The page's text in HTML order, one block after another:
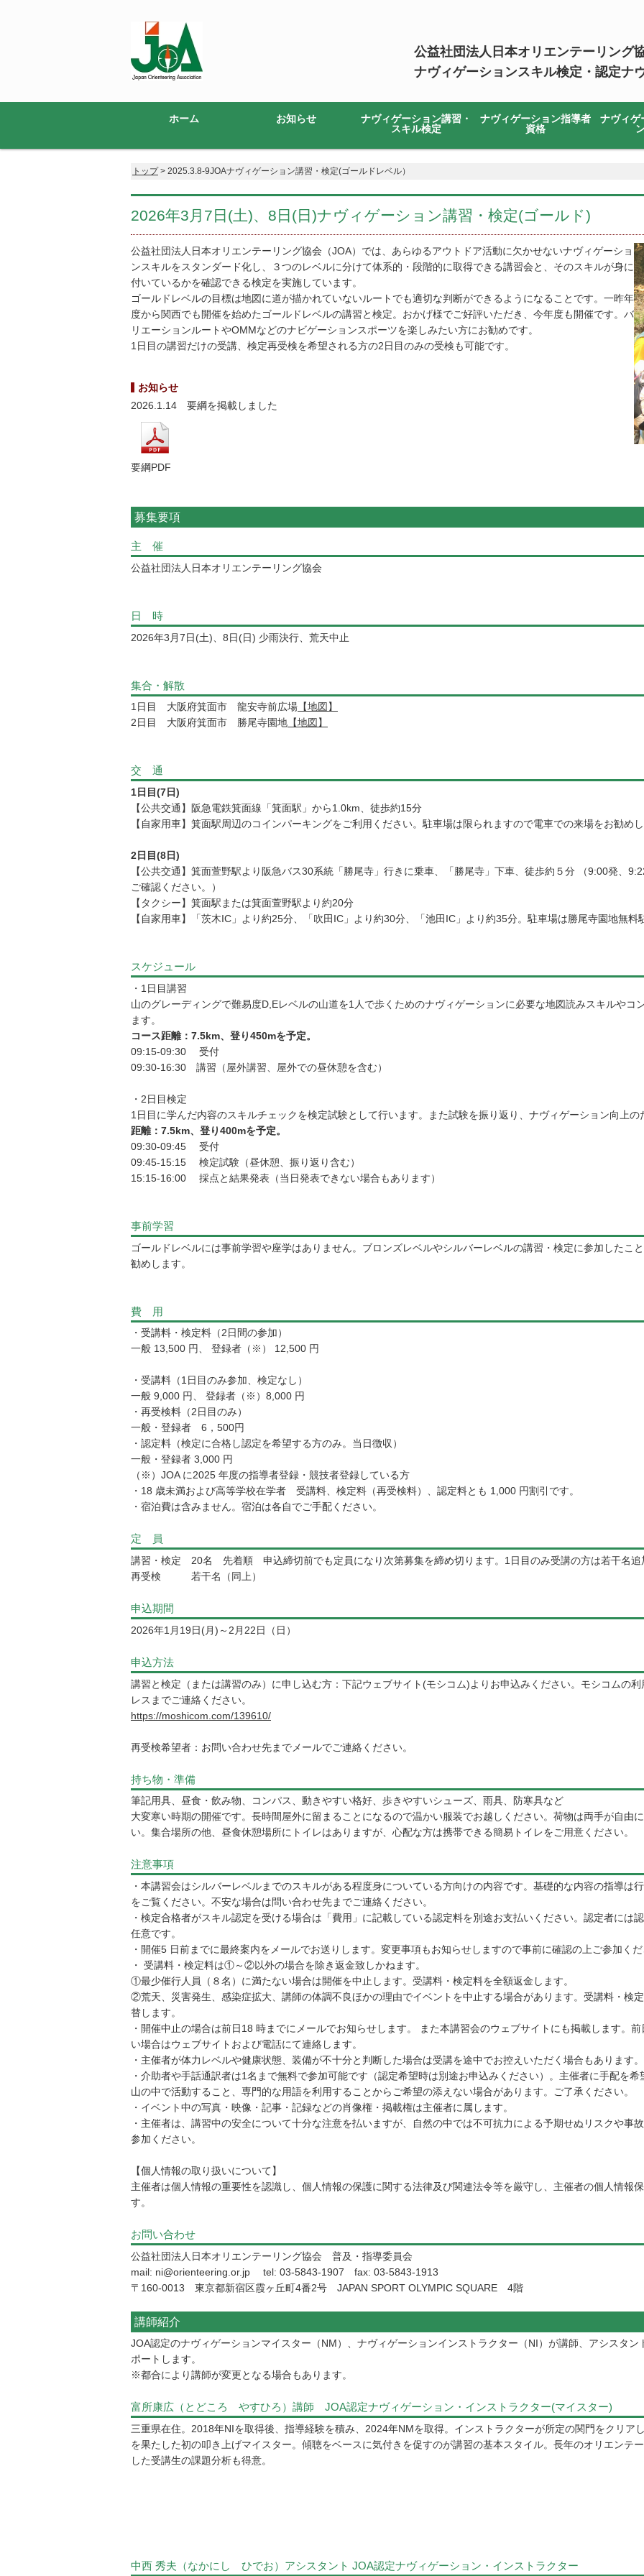
公益社団法人日本オリエンテーリング
ナヴィゲーションスキル検定・認定ナ
ホーム お知らせ
ナヴィゲーション講習・
スキル検定
ナヴィゲーション指導者
資格
ナヴィゲ
トップ> 2025.3.8-9JOAナヴィゲーション講習・検定(ゴールドレベル）
2026年3月7日(土)、8日(日)ナヴィゲーション講習・検定(ゴールド)
公益社団法人日本オリエンテーリング協会（JOA）では、あらゆるアウトドア活動に欠かせないナヴィゲーショ
ンスキルをスタンダード化し、３つのレベルに分けて体系的・段階的に取得できる講習会と、そのスキルが身に
付いているかを確認できる検定を実施しています。
ゴールドレベルの目標は地図に道が描かれていないルートでも適切な判断ができるようになることです。一昨年
度から関西でも開催を始めたゴールドレベルの講習と検定。おかげ様でご好評いただき、今年度も開催です。バ
リエーションルートやOMMなどのナビゲーションスポーツを楽しみたい方にお勧めです。
1日目の講習だけの受講、検定再受検を希望される方の2日目のみの受検も可能です。
お知らせ
2026.1.14 要綱を掲載しました
要綱PDF
募集要項
主 催
公益社団法人日本オリエンテーリング協会
日 時
2026年3月7日(土)、8日(日) 少雨決行、荒天中止
集合・解散
1日目 大阪府箕面市 龍安寺前広場 【地図】
2日目 大阪府箕面市 勝尾寺園地 【地図】
交 通
1日目(7日)
【公共交通】阪急電鉄箕面線「箕面駅」から1.0km、徒歩約15分
【自家用車】箕面駅周辺のコインパーキングをご利用ください。駐車場は限られますので電車での来場をお勧めし
2日目(8日)
【公共交通】箕面萱野駅より阪急バス30系統「勝尾寺」行きに乗車、「勝尾寺」下車、徒歩約５分 （9:00発、
ご確認ください。）
【タクシー】箕面駅または箕面萱野駅より約20分
【自家用車】「茨木IC」より約25分、「吹田IC」より約30分、「池田IC」より約35分。駐車場は勝尾寺園地無料
スケジュール
・1日目講習
山のグレーディングで難易度D,Eレベルの山道を1人で歩くためのナヴィゲーションに必要な地図読みスキルやコ
ます。
コース距離：7.5km、登り450mを予定。
09:15-09:30 受付
09:30-16:30 講習（屋外講習、屋外での昼休憩を含む）
・2日目検定
1日目に学んだ内容のスキルチェックを検定試験として行います。また試験を振り返り、ナヴィゲーション向上の
距離：7.5km、登り400mを予定。
09:30-09:45 受付
09:45-15:15 検定試験（昼休憩、振り返り含む）
15:15-16:00 採点と結果発表（当日発表できない場合もあります）
事前学習
ゴールドレベルには事前学習や座学はありません。ブロンズレベルやシルバーレベルの講習・検定に参加したこ
勧めします。
費 用
・受講料・検定料（2日間の参加）
一般 13,500 円、 登録者（※） 12,500 円
・受講料（1日目のみ参加、検定なし）
一般 9,000 円、 登録者（※）8,000 円
・再受検料（2日目のみ）
一般・登録者 6，500円
・認定料（検定に合格し認定を希望する方のみ。当日徴収）
一般・登録者 3,000 円
（※）JOA に2025 年度の指導者登録・競技者登録している方
・18 歳未満および高等学校在学者 受講料、検定料（再受検料）、認定料とも 1,000 円割引です。
・宿泊費は含みません。宿泊は各自でご手配ください。
定 員
講習・検定 20名 先着順 申込締切前でも定員になり次第募集を締め切ります。1日目のみ受講の方は若干名追
再受検 若干名（同上）
申込期間
2026年1月19日(月)～2月22日（日）
申込方法
講習と検定（または講習のみ）に申し込む方：下記ウェブサイト(モシコム)よりお申込みください。モシコムの
レスまでご連絡ください。
https://moshicom.com/139610/
再受検希望者：お問い合わせ先までメールでご連絡ください。
持ち物・準備
筆記用具、昼食・飲み物、コンパス、動きやすい格好、歩きやすいシューズ、雨具、防寒具など
大変寒い時期の開催です。長時間屋外に留まることになるので温かい服装でお越しください。荷物は両手が自由
い。集合場所の他、昼食休憩場所にトイレはありますが、心配な方は携帯できる簡易トイレをご用意ください。
注意事項
・本講習会はシルバーレベルまでのスキルがある程度身についている方向けの内容です。基礎的な内容の指導は
をご覧ください。不安な場合は問い合わせ先までご連絡ください。
・検定合格者がスキル認定を受ける場合は「費用」に記載している認定料を別途お支払いください。認定者には
任意です。
・開催5 日前までに最終案内をメールでお送りします。変更事項もお知らせしますので事前に確認の上ご参加くだ
・ 受講料・検定料は①～②以外の場合を除き返金致しかねます。
①最少催行人員（８名）に満たない場合は開催を中止します。受講料・検定料を全額返金します。
②荒天、災害発生、感染症拡大、講師の体調不良ほかの理由でイベントを中止する場合があります。受講料・検
替します。
・開催中止の場合は前日18 時までにメールでお知らせします。 また本講習会のウェブサイトにも掲載します。
い場合はウェブサイトおよび電話にて連絡します。
・主催者が体力レベルや健康状態、装備が不十分と判断した場合は受講を途中でお控えいただく場合もあります
・介助者や手話通訳者は1名まで無料で参加可能です（認定希望時は別途お申込みください）。主催者に手配を
山の中で活動すること、専門的な用語を利用することからご希望の添えない場合があります。ご了承ください。
・イベント中の写真・映像・記事・記録などの肖像権・掲載権は主催者に属します。
・主催者は、講習中の安全について十分な注意を払いますが、自然の中では不可抗力による予期せぬリスクや事
参加ください。
【個人情報の取り扱いについて】
主催者は個人情報の重要性を認識し、個人情報の保護に関する法律及び関連法令等を厳守し、主催者の個人情報
す。
お問い合わせ
公益社団法人日本オリエンテーリング協会 普及・指導委員会
mail: ni@orienteering.or.jp tel: 03-5843-1907 fax: 03-5843-1913
〒160-0013 東京都新宿区霞ヶ丘町4番2号 JAPAN SPORT OLYMPIC SQUARE 4階
講師紹介
JOA認定のナヴィゲーションマイスター（NM）、ナヴィゲーションインストラクター（NI）が講師、アシスタ
ポートします。
※都合により講師が変更となる場合もあります。
富所康広（とどころ やすひろ）講師 JOA認定ナヴィゲーション・インストラクター(マイスター)
三重県在住。2018年NIを取得後、指導経験を積み、2024年NMを取得。インストラクターが所定の関門をクリア
を果たした初の叩き上げマイスター。傾聴をベースに気付きを促すのが講習の基本スタイル。長年のオリエンテ
した受講生の課題分析も得意。
中西 秀夫（なかにし ひでお）アシスタント JOA認定ナヴィゲーション・インストラクター